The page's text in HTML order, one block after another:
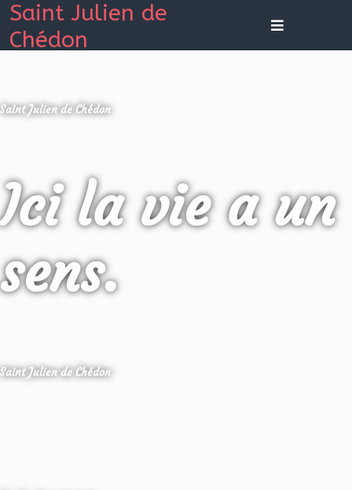
Saint Julien de
Chédon
Saint Julien de Chédon
Ici la vie a un
sens.
Saint Julien de Chédon